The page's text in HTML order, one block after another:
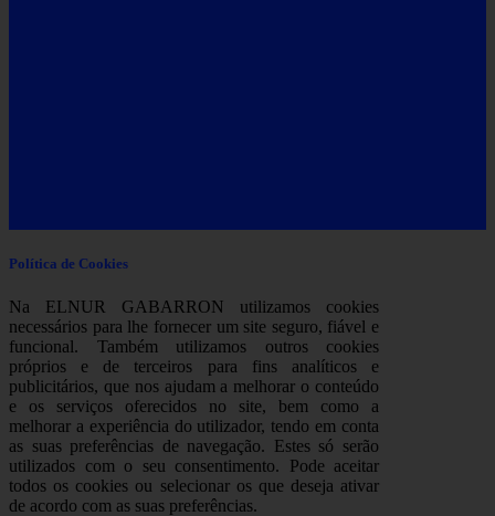
Política de Cookies
Na ELNUR GABARRON utilizamos cookies
necessários para lhe fornecer um site seguro, fiável e
funcional. Também utilizamos outros cookies
próprios e de terceiros para fins analíticos e
publicitários, que nos ajudam a melhorar o conteúdo
e os serviços oferecidos no site, bem como a
melhorar a experiência do utilizador, tendo em conta
as suas preferências de navegação. Estes só serão
utilizados com o seu consentimento. Pode aceitar
todos os cookies ou selecionar os que deseja ativar
de acordo com as suas preferências.